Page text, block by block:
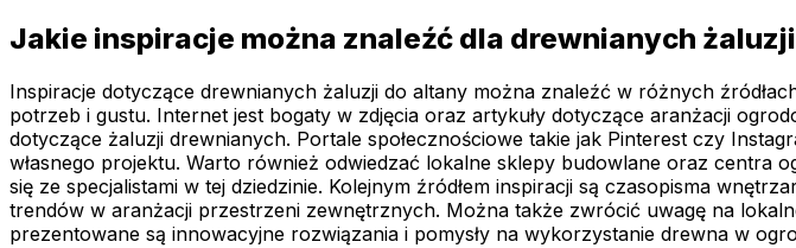
Jakie inspiracje można znaleźć dla drewnianych
Inspiracje dotyczące drewnianych żaluzji do altany można znaleźć w różnych
potrzeb i gustu. Internet jest bogaty w zdjęcia oraz artykuły dotyczące aranżacji
dotyczące żaluzji drewnianych. Portale społecznościowe takie jak Pinterest czy
własnego projektu. Warto również odwiedzać lokalne sklepy budowlane oraz
się ze specjalistami w tej dziedzinie. Kolejnym źródłem inspiracji są czasopisma
trendów w aranżacji przestrzeni zewnętrznych. Można także zwrócić uwagę na
prezentowane są innowacyjne rozwiązania i pomysły na wykorzystanie drewna w